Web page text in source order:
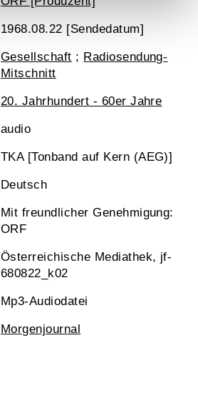
1968.08.22 [Sendedatum]
Gesellschaft ; Radiosendung-
Mitschnitt
20. Jahrhundert - 60er Jahre
audio
TKA [Tonband auf Kern (AEG)]
Deutsch
Mit freundlicher Genehmigung:
ORF
Österreichische Mediathek, jf-
680822_k02
Mp3-Audiodatei
Morgenjournal